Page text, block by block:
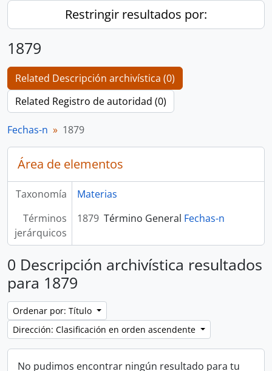
Restringir resultados por:
1879
Related Descripción archivística (0)
Related Registro de autoridad (0)
Fechas-n 1879
Área de elementos
Taxonomía
Materias
Términos
jerárquicos
1879 Término General Fechas-n
0 Descripción archivística resultados
para 1879
Ordenar por: Título
Dirección: Clasificación en orden ascendente
No pudimos encontrar ningún resultado para tu